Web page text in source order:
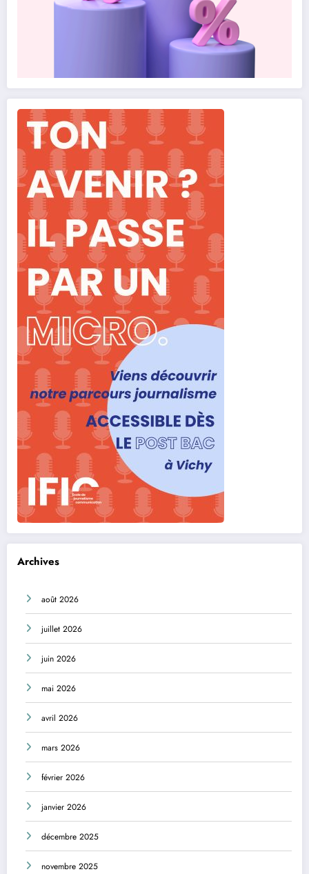
Archives
août 2026
juillet 2026
juin 2026
mai 2026
avril 2026
mars 2026
février 2026
janvier 2026
décembre 2025
novembre 2025